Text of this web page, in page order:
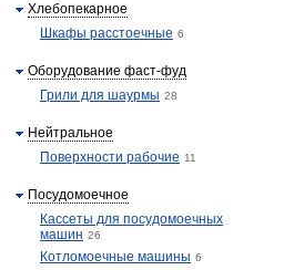
Хлебопекарное
Шкафы расстоечные 6
Оборудование фаст-фуд
Грили для шаурмы 28
Нейтральное
Поверхности рабочие 11
Посудомоечное
Кассеты для посудомоечных
машин 26
Котломоечные машины 6